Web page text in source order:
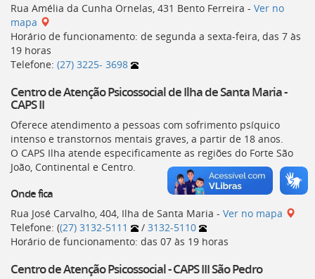
Rua Amélia da Cunha Ornelas, 431 Bento Ferreira - Ver no
mapa
Horário de funcionamento: de segunda a sexta-feira, das 7 às
19 horas
Telefone: (27) 3225- 3698
Centro de Atenção Psicossocial de Ilha de Santa Maria -
CAPSII
Oferece atendimento a pessoas com sofrimento psíquico
intenso e transtornos mentais graves, a partir de 18 anos.
O CAPS Ilha atende especificamente as regiões do Forte São
João, Continental e Centro.
Onde fica
Rua José Carvalho, 404, Ilha de Santa Maria - Ver no mapa
Telefone: ((27) 3132-5111 / 3132-5110
Horário de funcionamento: das 07 às 19 horas
Centro de Atenção Psicossocial - CAPS III São Pedro